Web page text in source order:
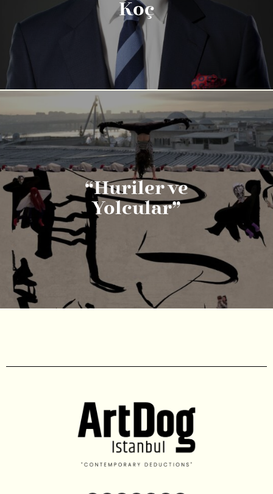
Koç
“Huriler ve
Yolcular”